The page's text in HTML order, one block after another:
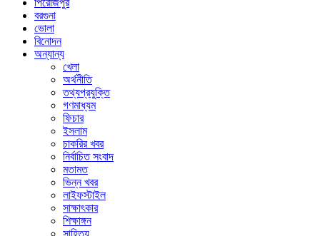
পিরোজপুর
বরগুনা
ভোলা
বিনোদন
অন্যান্য
খেলা
অর্থনীতি
তথ্যপ্রযুক্তি
গণমাধ্যম
ফিচার
ইসলাম
চাকরির খবর
নির্বাচিত সংবাদ
মতামত
ভিন্ন খবর
লাইফস্টাইল
সাক্ষাৎকার
শিক্ষাঙ্গন
সাহিত্য